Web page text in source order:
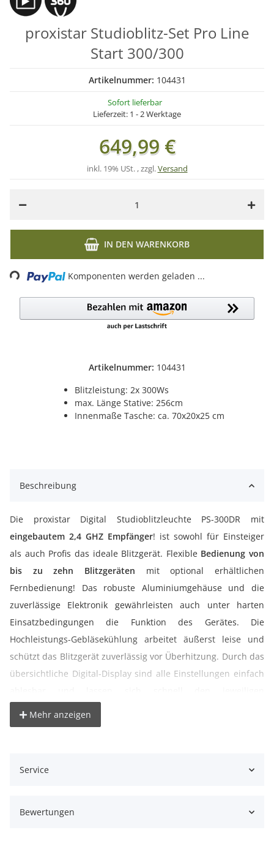
Artikelnummer: 104431
Blitzleistung: 2x 300Ws
max. Länge Stative: 256cm
Innenmaße Tasche: ca. 70x20x25 cm
proxistar Studioblitz-Set Pro Line
Start 300/300
Artikelnummer: 104431
Sofort lieferbar
Lieferzeit: 1 - 2 Werktage
649,99 €
inkl. 19% USt. , zzgl.Versand
IN DEN WARENKORB
Loading... Komponenten werden geladen ...
Beschreibung
Die proxistar Digital Studioblitzleuchte PS-300DR mit
eingebautem 2,4 GHZ Empfänger! ist sowohl für Einsteiger
als auch Profis das ideale Blitzgerät. Flexible Bedienung von
bis zu zehn Blitzgeräten mit optional erhältlichen
Fernbedienung! Das robuste Aluminiumgehäuse und die
zuverlässige Elektronik gewährleisten auch unter harten
Einsatzbedingungen die Funktion des Gerätes. Die
Hochleistungs-Gebläsekühlung arbeitet äußerst leise und
schützt das Blitzgerät zuverlässig vor Überhitzung. Durch das
übersichtliche Digital-Display sind alle Einstellungen einfach
stufenlos und proportional regelbar. Der Blitz kann z.B. durch
Akustiksignal und die Fotozelle können deaktiviert werden.
aufspannbar und ideale Lichtformer für unterwegs. Der
Mehr anzeigen
Service
Bewertungen